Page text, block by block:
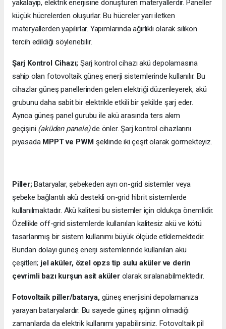
yakalayıp, elektrik enerjisine dönüştüren materyallerdir. Paneller
küçük hücrelerden oluşurlar. Bu hücreler yarı iletken
materyallerden yapılırlar. Yapımlarında ağırlıklı olarak silikon
tercih edildiği söylenebilir.
Şarj Kontrol Cihazı; Şarj kontrol cihazı akü depolamasına
sahip olan fotovoltaik güneş enerji sistemlerinde kullanılır. Bu
cihazlar güneş panellerinden gelen elektriği düzenleyerek, akü
grubunu daha sabit bir elektrikle etkili bir şekilde şarj eder.
Ayrıca güneş panel gurubu ile akü arasında ters akım
geçişini (aküden panele)de önler. Şarj kontrol cihazlarını
piyasada MPPT ve PWM şeklinde iki çeşit olarak görmekteyiz.
Piller;Bataryalar, şebekeden ayrı on-grid sistemler veya
şebeke bağlantılı akü destekli on-grid hibrit sistemlerde
kullanılmaktadır. Akü kalitesi bu sistemler için oldukça önemlidir.
Özellikle off-grid sistemlerde kullanılan kalitesiz akü ve kötü
tasarlanmış bir sistem kullanımı büyük ölçüde etkilemektedir.
Bundan dolayı güneş enerji sistemlerinde kullanılan akü
çeşitleri; jel aküler, özel opzs tip sulu aküler ve derin
çevrimli bazı kurşun asit akülerolarak sıralanabilmektedir.
Fotovoltaik piller/batarya,güneş enerjisini depolamanıza
yarayan bataryalardır. Bu sayede güneş ışığının olmadığı
zamanlarda da elektrik kullanımı yapabilirsiniz. Fotovoltaik pil